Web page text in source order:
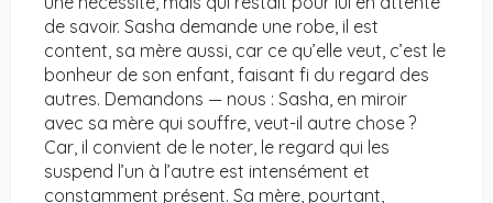
de savoir. Sasha demande une robe, il est
content, sa mère aussi, car ce qu’elle veut, c’est le
bonheur de son enfant, faisant fi du regard des
autres. Demandons — nous : Sasha, en miroir
avec sa mère qui souffre, veut-il autre chose ?
Car, il convient de le noter, le regard qui les
suspend l’un à l’autre est intensément et
constamment présent. Sa mère, pourtant,